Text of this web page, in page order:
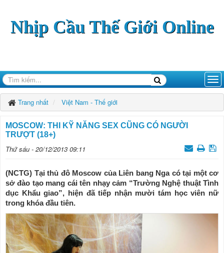
Nhịp Cầu Thế Giới Online
Trang nhất Việt Nam - Thế giới
MOSCOW: THI KỸ NĂNG SEX CŨNG CÓ NGƯỜI
TRƯỢT (18+)
Thứ sáu - 20/12/2013 09:11
(NCTG) Tại thủ đô Moscow của Liên bang Nga có tại một cơ
sở đào tạo mang cái tên nhạy cảm “Trường Nghệ thuật Tình
dục Khẩu giao”, hiện đã tiếp nhận mười tám học viên nữ
trong khóa đầu tiên.